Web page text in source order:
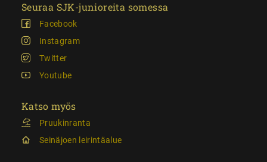
Seuraa SJK-junioreita somessa
Facebook
Instagram
Twitter
Youtube
Katso myös
Pruukinranta
Seinäjoen leirintäalue